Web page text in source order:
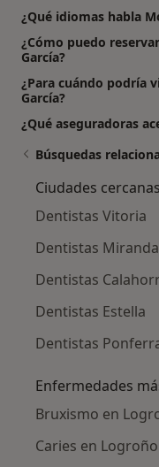
¿Qué idiomas habla
¿Cómo puedo
García?
¿Para cuándo podría
García?
¿Qué aseguradoras
Búsquedas
Ciudades
Dentistas Vitoria
Dentistas
Dentistas
Dentistas Estella
Dentistas
Enfermedades
Bruxismo en
Caries en Logroño